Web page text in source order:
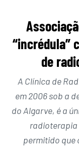
“incrédula”
de
A Clínica de
em 2006 sob a
do Algarve, é a
radioterapia
permitido que